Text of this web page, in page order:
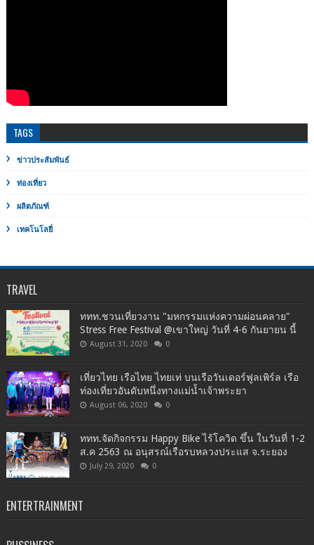
TAGS
ข่าวประสัมพันธ์
ท่องเที่ยว
ผลิตภัณฑ์
เทคโนโลยี่
TRAVEL
ททท.ชวนเที่ยวงาน "มหกรรมแห่งความผ่อนคลาย"
Stress Free Festival @เขาใหญ่ วันที่ 4-6 กันยายน นี้
August 31, 2020 0
เที่ยวไทย เรือไทย ไทยเท่ บนเรือวันเดอร์ฟูลเพิร์ล เรือ
ท่องเที่ยวอันดับหนึ่งทางแม่น้ำเจ้าพระยา
August 06, 2020 0
ททท.จัดกิจกรรม Happy Bike ไร้โควิด ขึ้น ในวันที่ 1-2
ส.ค 2563 ณ อนุสรณ์เรือรบหลวงประแส จ.ระยอง
July 29, 2020 0
ENTERTRAINMENT